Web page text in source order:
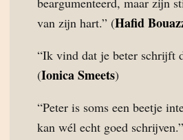
van zijn hart.” (Hafid
“Ik vind dat je beter schrijft
(Ionica Smeets)
“Peter is soms een beetje
kan wél echt goed